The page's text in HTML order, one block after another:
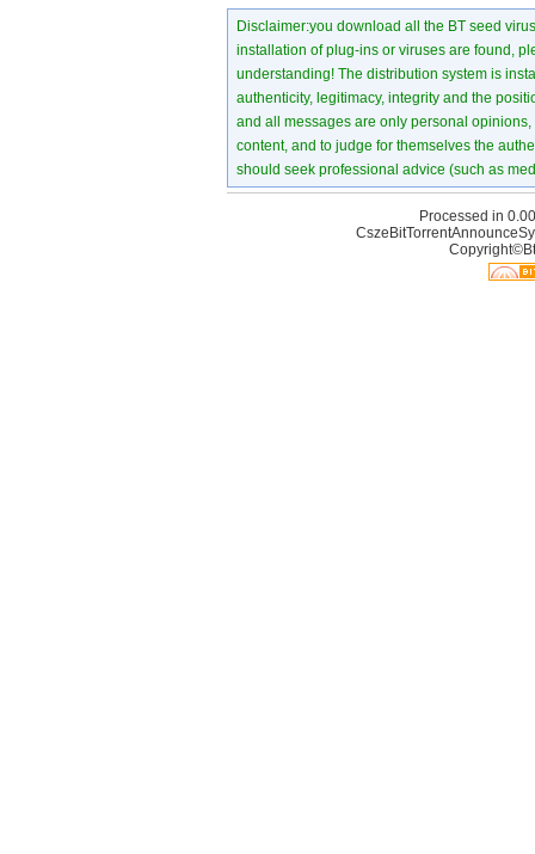
Disclaimer:you download all the BT seed
installation of plug-ins or viruses are found,
understanding! The distribution system is
authenticity, legitimacy, integrity and the
and all messages are only personal
content, and to judge for themselves the
should seek professional advice (such as
Processed in